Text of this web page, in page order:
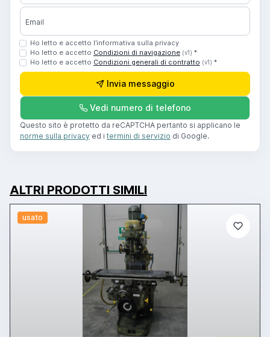
Email
Ho letto e accetto l’informativa sulla privacy
Ho letto e accetto Condizioni di navigazione (v1) *
Ho letto e accetto Condizioni generali di contratto (v1) *
Invia messaggio
Vedi numero di telefono
Questo sito è protetto da reCAPTCHA pertanto si applicano le
norme sulla privacy ed i termini di servizio di Google.
ALTRI PRODOTTI SIMILI
usato